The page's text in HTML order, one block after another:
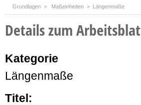
Grundlagen > Maßeinheiten > Längenmaße
Details zum
Kategorie
Längenmaße
Titel: